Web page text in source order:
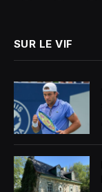
SUR LE VIF